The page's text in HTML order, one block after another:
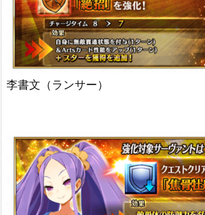
李書文（ランサー）